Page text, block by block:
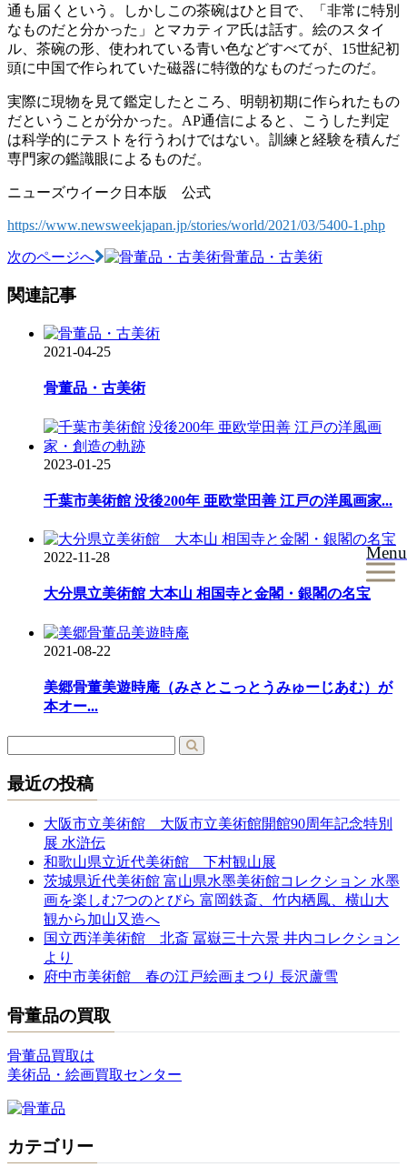
Menu
通も届くという。しかしこの茶碗はひと目で、「非常に特別
なものだと分かった」とマカティア氏は話す。絵のスタイ
ル、茶碗の形、使われている青い色などすべてが、15世紀初
頭に中国で作られていた磁器に特徴的なものだったのだ。
実際に現物を見て鑑定したところ、明朝初期に作られたもの
だということが分かった。AP通信によると、こうした判定
は科学的にテストを行うわけではない。訓練と経験を積んだ
専門家の鑑識眼によるものだ。
ニューズウイーク日本版 公式
https://www.newsweekjapan.jp/stories/world/2021/03/5400-1.php
投
稿
次のページへ 骨董品・古美術
関連記事
2021-04-25
骨董品・古美術
2023-01-25
千葉市美術館 没後200年 亜欧堂田善 江戸の洋風画家...
2022-11-28
大分県立美術館 大本山 相国寺と金閣・銀閣の名宝
2021-08-22
美郷骨董美遊時庵（みさとこっとうみゅーじあむ）が
本オー...
最近の投稿
大阪市立美術館 大阪市立美術館開館90周年記念特別
展 水滸伝
和歌山県立近代美術館 下村観山展
茨城県近代美術館 富山県水墨美術館コレクション 水墨
画を楽しむ7つのとびら 富岡鉄斎、竹内栖鳳、横山大
観から加山又造へ
国立西洋美術館 北斎 冨嶽三十六景 井内コレクション
より
府中市美術館 春の江戸絵画まつり 長沢蘆雪
骨董品の買取
骨董品買取は
美術品・絵画買取センター
カテゴリー